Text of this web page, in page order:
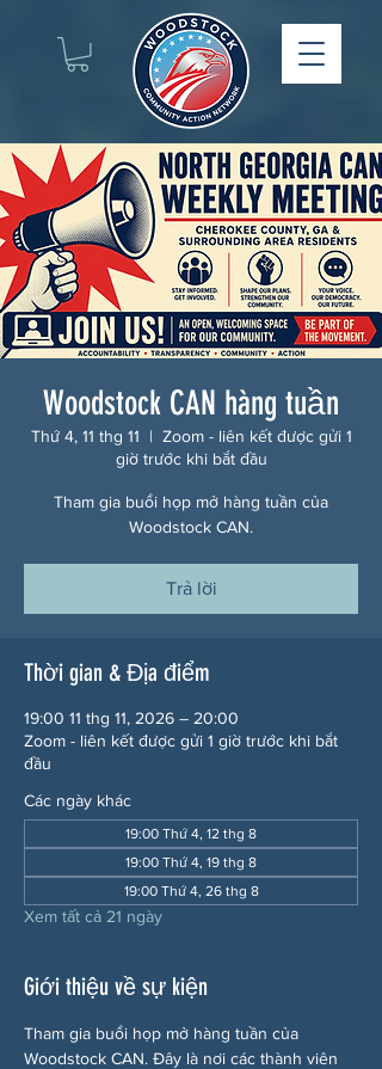
Woodstock CAN hàng tuần
Thứ 4, 11 thg 11
  |
Zoom - liên kết được gửi 1
giờ trước khi bắt đầu
Tham gia buổi họp mở hàng tuần của
Woodstock CAN.
Trả lời
Thời gian & Địa điểm
19:00 11 thg 11, 2026 – 20:00
Zoom - liên kết được gửi 1 giờ trước khi bắt
đầu
Các ngày khác
19:00 Thứ 4, 12 thg 8
19:00 Thứ 4, 19 thg 8
19:00 Thứ 4, 26 thg 8
Xem tất cả 21 ngày
Giới thiệu về sự kiện
Tham gia buổi họp mở hàng tuần của
Woodstock CAN. Đây là nơi các thành viên